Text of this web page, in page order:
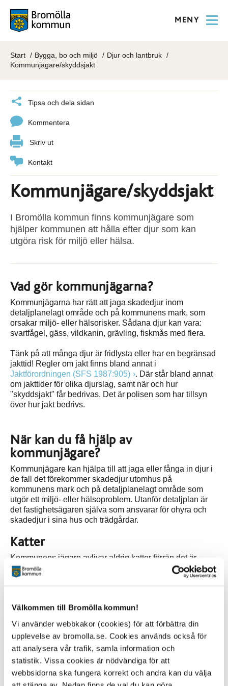
Välkommen till Bromölla kommun!
Vi använder webbkakor (cookies) för att förbättra din
upplevelse av bromolla.se. Cookies används också för
att analysera vår trafik, samla information och
statistik. Vissa cookies är nödvändiga för att
webbsidorna ska fungera korrekt och andra kan du välja
MENY
Start Bygga, bo och miljö
Djur och lantbruk
Kommunjägare/skyddsjakt
Tipsa och dela sidan
Kommentera
Skriv ut
Kontakt
Kommunjägare/skyddsjakt
I Bromölla kommun finns kommunjägare som
hjälper kommunen att hålla efter djur som kan
utgöra risk för miljö eller hälsa.
Vad gör kommunjägarna?
Kommunjägarna har rätt att jaga skadedjur inom
detaljplanelagt område och på kommunens mark, som
orsakar miljö- eller hälsorisker. Sådana djur kan vara:
svartfågel, gäss, vildkanin, grävling, fiskmås med flera.
Tänk på att många djur är fridlysta eller har en begränsad
jakttid! Regler om jakt finns bland annat i
Jaktförordningen (SFS 1987:905)
. Där står bland annat
om jakttider för olika djurslag, samt när och hur
"skyddsjakt" får bedrivas. Det är polisen som har tillsyn
över hur jakt bedrivs.
När kan du få hjälp av
kommunjägare?
Kommunjägare kan hjälpa till att jaga eller fånga in djur i
de fall det förekommer skadedjur utomhus på
kommunens mark och på detaljplanelagt område som
utgör ett miljö- eller hälsoproblem. Utanför detaljplan är
det fastighetsägaren själva som ansvarar för ohyra och
skadedjur i sina hus och trädgårdar.
Katter
Kommunens jägare avlivar aldrig katter förrän det är
säkerställt att de är övergivna eller förvildade.
viltolyckor
Kommunjägaren tar inte hand om skadade djur i
samband med trafikolycka, det är
Nationella Viltolycktsrådets
ansvar. Kolliderar du med
vilt ska du ringa 112.
Möss och råttor, myror och getingar hanteras av till
exempel Anticimex.